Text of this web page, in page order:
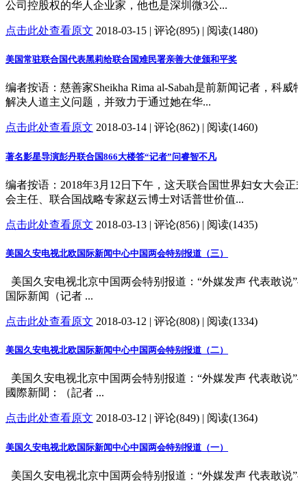
公司控股权的华人企业家，他也是深圳微3公...
点击此处查看原文 2018-03-15 | 评论(895) | 阅读(1480)
美国常驻联合国代表黑莉给联合国难民署亲善大使颁和平奖
编者按语：慈善家Sheikha Rima al-Sabah是前新闻记者，科
解决人道主义问题，并致力于通过她在华...
点击此处查看原文 2018-03-14 | 评论(862) | 阅读(1460)
著名影星导演彭丹联合国866大楼答“记者”问睿智不凡
编者按语：2018年3月12日下午，这天联合国世界妇女大会
会主任、联合国战略专家赵云博士对话普世价值...
点击此处查看原文 2018-03-13 | 评论(856) | 阅读(1435)
美国久安电视北欧国际新闻中心中国两会特别报道（三）
美国久安电视北京中国两会特别报道：“外媒发声 代表敢
国际新闻（记者 ...
点击此处查看原文 2018-03-12 | 评论(808) | 阅读(1334)
美国久安电视北欧国际新闻中心中国两会特别报道（二）
美国久安电视北京中国两会特别报道：“外媒发声 代表敢
國際新聞：（記者 ...
点击此处查看原文 2018-03-12 | 评论(849) | 阅读(1364)
美国久安电视北欧国际新闻中心中国两会特别报道（一）
美国久安电视北京中国两会特别报道：“外媒发声 代表敢